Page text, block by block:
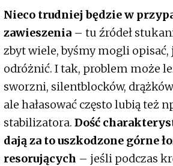
Nieco trudniej będzie w
zawieszenia – tu źródeł
zbyt wiele, byśmy mogli opisać,
odróżnić. I tak, problem może
sworzni, silentblocków,
ale hałasować często lubią też
stabilizatora. Dość
dają za to uszkodzone górne
resorujących – jeśli podczas